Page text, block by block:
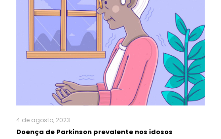
4 de agosto, 2023
Doença de Parkinson prevalente nos idosos